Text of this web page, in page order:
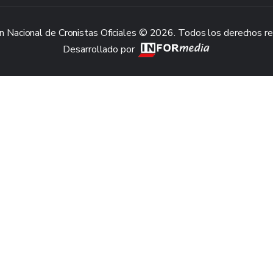
Nacional de Cronistas Oficiales © 2026. Todos los derechos
Desarrollado por